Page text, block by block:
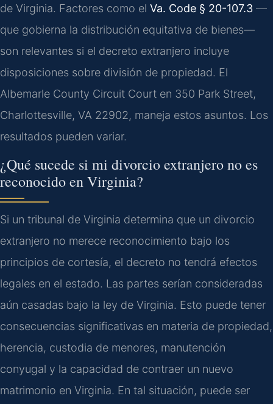
de Virginia. Factores como el Va. Code § 20-107.3 —
que gobierna la distribución equitativa de bienes—
son relevantes si el decreto extranjero incluye
disposiciones sobre división de propiedad. El
Albemarle County Circuit Court en 350 Park Street,
Charlottesville, VA 22902, maneja estos asuntos. Los
resultados pueden variar.
¿Qué sucede si mi divorcio extranjero no es
reconocido en Virginia?
Si un tribunal de Virginia determina que un divorcio
extranjero no merece reconocimiento bajo los
principios de cortesía, el decreto no tendrá efectos
legales en el estado. Las partes serían consideradas
aún casadas bajo la ley de Virginia. Esto puede tener
consecuencias significativas en materia de propiedad,
herencia, custodia de menores, manutención
conyugal y la capacidad de contraer un nuevo
matrimonio en Virginia. En tal situación, puede ser